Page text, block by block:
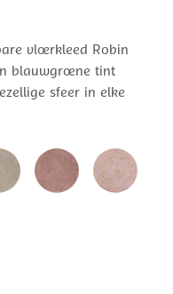
tot
€ 94,95
vloerkleed Robin
blauwgroene tint
sfeer in elke